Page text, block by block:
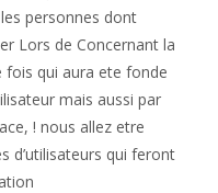
personnes dont
Lors de Concernant la
fois qui aura ete fonde
mais aussi par
! nous allez etre
d’utilisateurs qui feront